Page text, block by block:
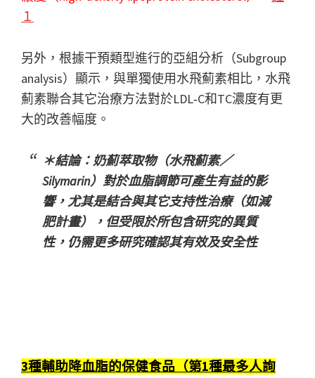
１
另外，根據干預類型進行的亞組分析（Subgroup
analysis）顯示，與單獨使用水飛薊素相比，水飛
薊素聯合其它治療方法對於LDL‐C和TC濃度有更
大的改善幅度。
＊結論：奶薊萃取物（水飛薊素／
Silymarin）對於血脂調節可產生有益的影
響，尤其是結合與其它支持性治療（如減
肥計畫），但受限於所包含研究的異質
性，仍需更多研究確認其有效及安全性
3種輔助降血脂的保健食品（第1種最多人詢